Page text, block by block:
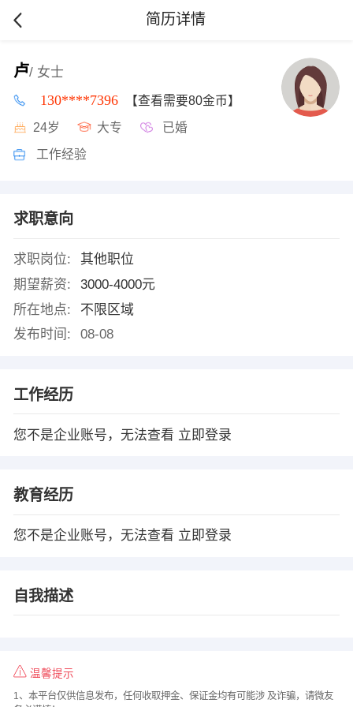
简历详情
卢/ 女士
130****7396 【查看需要80金币】
24岁 大专 已婚
工作经验
求职意向
求职岗位:
其他职位
期望薪资:
3000-4000元
所在地点:
不限区域
发布时间:
08-08
工作经历
您不是企业账号，无法查看 立即登录
教育经历
您不是企业账号，无法查看 立即登录
自我描述
温馨提示
1、本平台仅供信息发布，任何收取押金、保证金均有可能涉 及诈骗，请微友